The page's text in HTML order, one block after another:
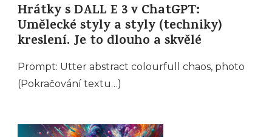
Hrátky s DALL E 3 v ChatGPT:
Umělecké styly a styly (techniky)
kreslení. Je to dlouho a skvělé
Prompt: Utter abstract colourfull chaos, photo
(Pokračování textu…)